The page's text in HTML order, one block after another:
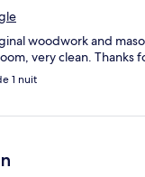
woodwork and
very clean. Thanks
1 nuit